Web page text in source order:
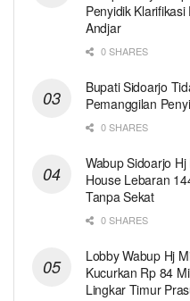
Penyidik
Andjar
0 SHARES
Bupati Sidoarjo
Pemanggilan
0 SHARES
Wabup Sidoarjo
House Lebaran
Tanpa Sekat
0 SHARES
Lobby Wabup Hj
Kucurkan Rp 84
Lingkar Timur